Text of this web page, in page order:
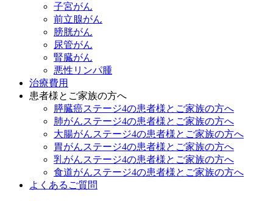
子宮がん
前立腺がん
膀胱がん
尿管がん
腎臓がん
悪性リンパ腫
治療費用
患者様とご家族の方へ
膵臓癌ステージ4の患者様とご家族の方へ
肺がんステージ4の患者様とご家族の方へ
大腸がんステージ4の患者様とご家族の方へ
胃がんステージ4の患者様とご家族の方へ
乳がんステージ4の患者様とご家族の方へ
食道がんステージ4の患者様とご家族の方へ
よくあるご質問